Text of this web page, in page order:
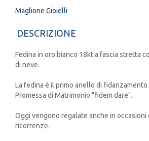
Maglione Gioielli
DESCRIZIONE
Fedina in oro bianco 18kt a fascia stretta
di neve.
La fedina è il primo anello di
Promessa di Matrimonio "fidem dare".
Oggi vengono regalate anche in occasioni
ricorrenze.